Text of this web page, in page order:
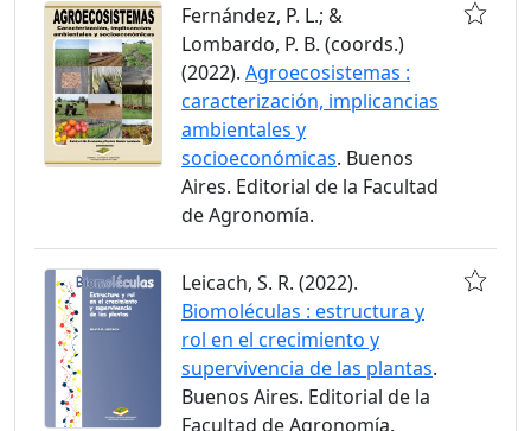
Fernández, P. L.; &
Lombardo, P. B. (coords.)
(2022). Agroecosistemas :
caracterización, implicancias
ambientales y
socioeconómicas. Buenos
Aires. Editorial de la Facultad
de Agronomía.
Leicach, S. R. (2022).
Biomoléculas : estructura y
rol en el crecimiento y
supervivencia de las plantas.
Buenos Aires. Editorial de la
Facultad de Agronomía.